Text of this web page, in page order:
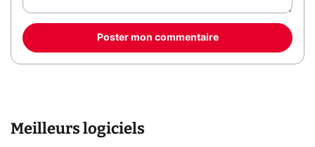
Poster mon commentaire
Meilleurs logiciels